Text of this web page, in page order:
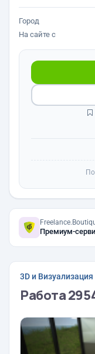
Город
На сайте с
Премиум-
3D и Визуализация
Работа